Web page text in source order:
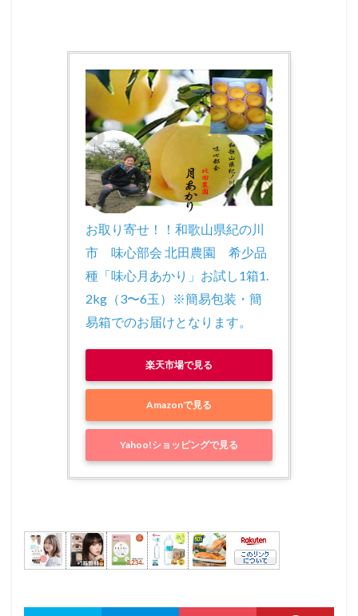
お取り寄せ！！和歌山県紀の川
市　味心部会 北田農園　希少品
種「味心月あかり」お試し1箱1.
2kg（3〜6玉）※簡易包装・簡
易箱でのお届けとなります。
楽天市場で見る
Amazonで見る
Yahoo!ショッピングで見る